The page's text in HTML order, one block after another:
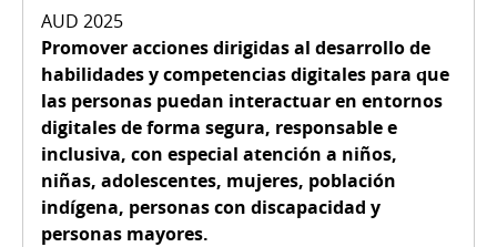
Promover acciones dirigidas al desarrollo de
habilidades y competencias digitales para que
las personas puedan interactuar en entornos
digitales de forma segura, responsable e
inclusiva, con especial atención a niños,
niñas, adolescentes, mujeres, población
indígena, personas con discapacidad y
personas mayores.